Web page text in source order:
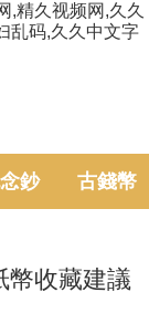
,精久视频网,久久
乱码,久久中文字
鈔 古錢幣
幣收藏建議